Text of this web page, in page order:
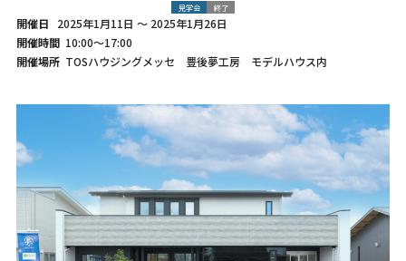
見学会 終了
開催日 2025年1月11日 ～ 2025年1月26日
開催時間 10:00～17:00
開催場所 TOSハウジングメッセ 豊後夢工房 モデルハウス内